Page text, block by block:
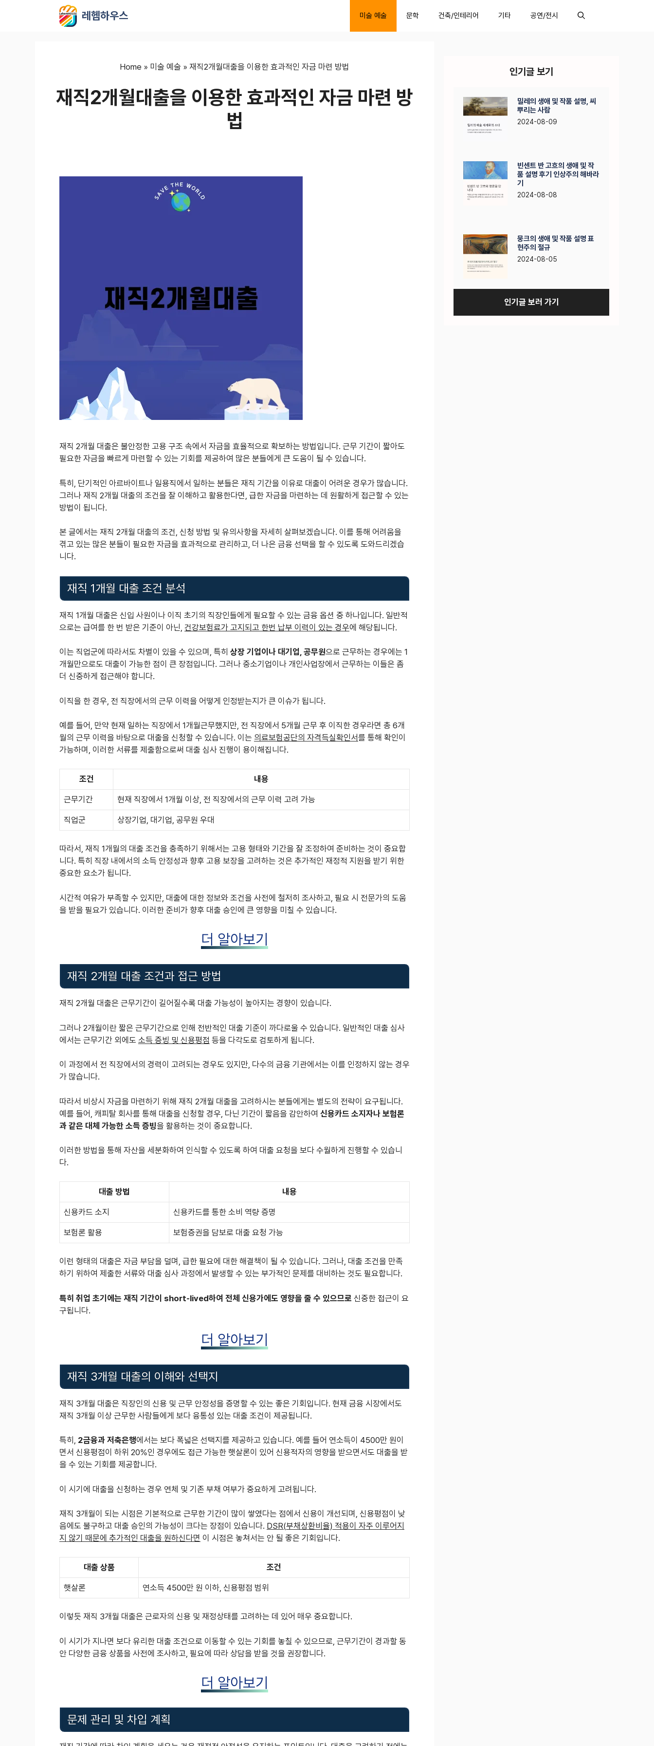
레헴하우스 미술 예술 문학 건축/인테리어 기타 공연/전시
Home » 미술 예술 » 재직2개월대출을 이용한 효과적인 자금 마련 방법
재직2개월대출을 이용한 효과적인 자금 마련 방
법
재직 2개월 대출은 불안정한 고용 구조 속에서 자금을 효율적으로 확보하는 방법입니다. 근무 기간이 짧아도
필요한 자금을 빠르게 마련할 수 있는 기회를 제공하여 많은 분들에게 큰 도움이 될 수 있습니다.
특히, 단기적인 아르바이트나 일용직에서 일하는 분들은 재직 기간을 이유로 대출이 어려운 경우가 많습니다.
그러나 재직 2개월 대출의 조건을 잘 이해하고 활용한다면, 급한 자금을 마련하는 데 원활하게 접근할 수 있는
방법이 됩니다.
본 글에서는 재직 2개월 대출의 조건, 신청 방법 및 유의사항을 자세히 살펴보겠습니다. 이를 통해 어려움을
겪고 있는 많은 분들이 필요한 자금을 효과적으로 관리하고, 더 나은 금융 선택을 할 수 있도록 도와드리겠습
니다.
재직 1개월 대출 조건 분석
재직 1개월 대출은 신입 사원이나 이직 초기의 직장인들에게 필요할 수 있는 금융 옵션 중 하나입니다. 일반적
으로는 급여를 한 번 받은 기준이 아닌, 건강보험료가 고지되고 한번 납부 이력이 있는 경우에 해당됩니다.
이는 직업군에 따라서도 차별이 있을 수 있으며, 특히 상장 기업이나 대기업, 공무원으로 근무하는 경우에는 1
개월만으로도 대출이 가능한 점이 큰 장점입니다. 그러나 중소기업이나 개인사업장에서 근무하는 이들은 좀
더 신중하게 접근해야 합니다.
이직을 한 경우, 전 직장에서의 근무 이력을 어떻게 인정받는지가 큰 이슈가 됩니다.
예를 들어, 만약 현재 일하는 직장에서 1개월근무했지만, 전 직장에서 5개월 근무 후 이직한 경우라면 총 6개
월의 근무 이력을 바탕으로 대출을 신청할 수 있습니다. 이는 의료보험공단의 자격득실확인서를 통해 확인이
가능하며, 이러한 서류를 제출함으로써 대출 심사 진행이 용이해집니다.
조건 내용
근무기간 현재 직장에서 1개월 이상, 전 직장에서의 근무 이력 고려 가능
직업군 상장기업, 대기업, 공무원 우대
따라서, 재직 1개월의 대출 조건을 충족하기 위해서는 고용 형태와 기간을 잘 조정하여 준비하는 것이 중요합
니다. 특히 직장 내에서의 소득 안정성과 향후 고용 보장을 고려하는 것은 추가적인 재정적 지원을 받기 위한
중요한 요소가 됩니다.
시간적 여유가 부족할 수 있지만, 대출에 대한 정보와 조건을 사전에 철저히 조사하고, 필요 시 전문가의 도움
을 받을 필요가 있습니다. 이러한 준비가 향후 대출 승인에 큰 영향을 미칠 수 있습니다.
더 알아보기
재직 2개월 대출 조건과 접근 방법
재직 2개월 대출은 근무기간이 길어질수록 대출 가능성이 높아지는 경향이 있습니다.
그러나 2개월이란 짧은 근무기간으로 인해 전반적인 대출 기준이 까다로울 수 있습니다. 일반적인 대출 심사
에서는 근무기간 외에도 소득 증빙 및 신용평점 등을 다각도로 검토하게 됩니다.
이 과정에서 전 직장에서의 경력이 고려되는 경우도 있지만, 다수의 금융 기관에서는 이를 인정하지 않는 경우
가 많습니다.
따라서 비상시 자금을 마련하기 위해 재직 2개월 대출을 고려하시는 분들에게는 별도의 전략이 요구됩니다.
예를 들어, 캐피탈 회사를 통해 대출을 신청할 경우, 다닌 기간이 짧음을 감안하여 신용카드 소지자나 보험론
과 같은 대체 가능한 소득 증빙을 활용하는 것이 중요합니다.
이러한 방법을 통해 자산을 세분화하여 인식할 수 있도록 하여 대출 요청을 보다 수월하게 진행할 수 있습니
다.
대출 방법 내용
신용카드 소지 신용카드를 통한 소비 역량 증명
보험론 활용 보험증권을 담보로 대출 요청 가능
이런 형태의 대출은 자금 부담을 덜며, 급한 필요에 대한 해결책이 될 수 있습니다. 그러나, 대출 조건을 만족
하기 위하여 제출한 서류와 대출 심사 과정에서 발생할 수 있는 부가적인 문제를 대비하는 것도 필요합니다.
특히 취업 초기에는 재직 기간이 short-lived하여 전체 신용가에도 영향을 줄 수 있으므로 신중한 접근이 요
구됩니다.
더 알아보기
재직 3개월 대출의 이해와 선택지
재직 3개월 대출은 직장인의 신용 및 근무 안정성을 증명할 수 있는 좋은 기회입니다. 현재 금융 시장에서도
재직 3개월 이상 근무한 사람들에게 보다 융통성 있는 대출 조건이 제공됩니다.
특히, 2금융과 저축은행에서는 보다 폭넓은 선택지를 제공하고 있습니다. 예를 들어 연소득이 4500만 원이
면서 신용평점이 하위 20%인 경우에도 접근 가능한 햇살론이 있어 신용적자의 영향을 받으면서도 대출을 받
을 수 있는 기회를 제공합니다.
이 시기에 대출을 신청하는 경우 연체 및 기존 부채 여부가 중요하게 고려됩니다.
재직 3개월이 되는 시점은 기본적으로 근무한 기간이 많이 쌓였다는 점에서 신용이 개선되며, 신용평점이 낮
음에도 불구하고 대출 승인의 가능성이 크다는 장점이 있습니다. DSR(부채상환비율) 적용이 자주 이루어지
지 않기 때문에 추가적인 대출을 원하신다면 이 시점은 놓쳐서는 안 될 좋은 기회입니다.
대출 상품 조건
햇살론 연소득 4500만 원 이하, 신용평점 범위
이렇듯 재직 3개월 대출은 근로자의 신용 및 재정상태를 고려하는 데 있어 매우 중요합니다.
이 시기가 지나면 보다 유리한 대출 조건으로 이동할 수 있는 기회를 놓칠 수 있으므로, 근무기간이 경과할 동
안 다양한 금융 상품을 사전에 조사하고, 필요에 따라 상담을 받을 것을 권장합니다.
더 알아보기
문제 관리 및 차입 계획
인기글 보기
밀레의 생애 및 작품 설명, 씨
뿌리는 사람
2024-08-09
빈센트 반 고흐의 생애 및 작
품 설명 후기 인상주의 해바라
기
2024-08-08
뭉크의 생애 및 작품 설명 표
현주의 절규
2024-08-05
인기글 보러 가기